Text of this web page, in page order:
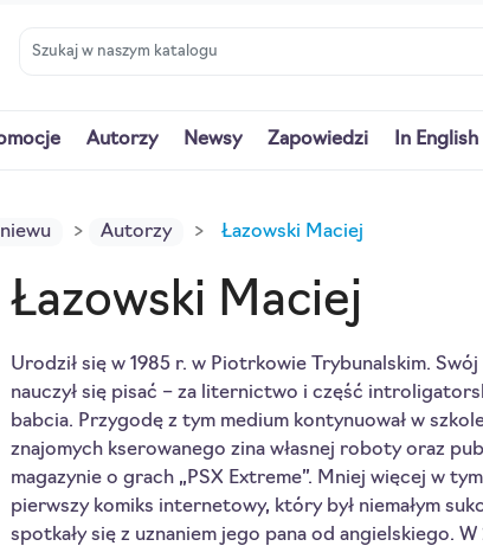
Autorzy Newsy Zapowiedzi In English
Autorzy Łazowski Maciej
Łazowski Maciej
Urodził się w 1985 r. w Piotrkowie Trybunalskim.
nauczył się pisać – za liternictwo i część
babcia. Przygodę z tym medium kontynuował w
znajomych kserowanego zina własnej roboty oraz
magazynie o grach „PSX Extreme”. Mniej więcej w
pierwszy komiks internetowy, który był niemałym
spotkały się z uznaniem jego pana od angielskiego.